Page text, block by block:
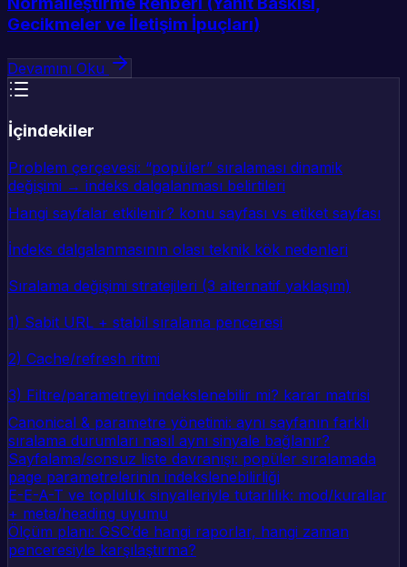
Gecikmeler ve İletişim İpuçları)
Devamını Oku
İçindekiler
Problem çerçevesi: “popüler” sıralaması dinamik
değişimi → indeks dalgalanması belirtileri
Hangi sayfalar etkilenir? konu sayfası vs etiket sayfası
İndeks dalgalanmasının olası teknik kök nedenleri
Sıralama değişimi stratejileri (3 alternatif yaklaşım)
1) Sabit URL + stabil sıralama penceresi
2) Cache/refresh ritmi
3) Filtre/parametreyi indekslenebilir mi? karar matrisi
Canonical & parametre yönetimi: aynı sayfanın farklı
sıralama durumları nasıl aynı sinyale bağlanır?
Sayfalama/sonsuz liste davranışı: popüler sıralamada
page parametrelerinin indekslenebilirliği
E-E-A-T ve topluluk sinyalleriyle tutarlılık: mod/kurallar
+ meta/heading uyumu
Ölçüm planı: GSC’de hangi raporlar, hangi zaman
penceresiyle karşılaştırma?